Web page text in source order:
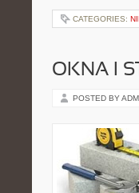
CATEGORIES:
OKNA I
POSTED BY